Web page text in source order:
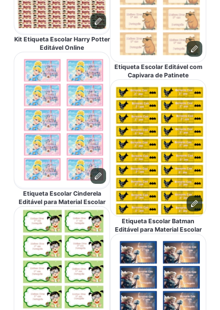
Kit Etiqueta Escolar Harry Potter
Editável Online
Etiqueta Escolar Cinderela
Editável para Material Escolar
Etiqueta Escolar Editável com
Capivara de Patinete
Etiqueta Escolar Batman
Editável para Material Escolar